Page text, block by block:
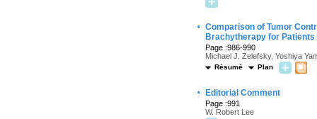
· Comparison of Tumor
Brachytherapy for
Page :986-990
Michael J. Zelefsky, Yoshiya
Résumé Plan
· Editorial Comment
Page :991
W. Robert Lee